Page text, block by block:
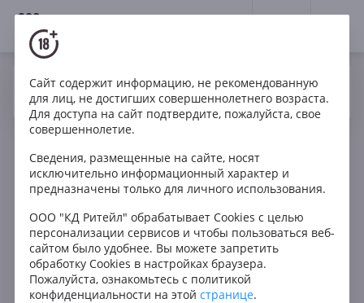
18+
Ваш город Москва ? Да
Вино Красное Сухое
Франция
Chateau Haut Villet Saint Emilion Grand Cru
Сайт содержит информацию, не рекомендованную
для лиц, не достигших совершеннолетнего возраста.
Для доступа на сайт подтвердите, пожалуйста, свое
совершеннолетие.
Сведения, размещенные на сайте, носят
исключительно информационный характер и
предназначены только для личного использования.
ООО "КД Ритейл" обрабатывает Cookies с целью
персонализации сервисов и чтобы пользоваться веб-
сайтом было удобнее. Вы можете запретить
обработку Cookies в настройках браузера.
Пожалуйста, ознакомьтесь с политикой
конфиденциальности на этой странице.